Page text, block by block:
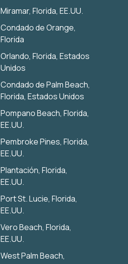
Miramar, Florida, EE.UU.
Condado de Orange,
Florida
Orlando, Florida, Estados
Unidos
Condado de Palm Beach,
Florida, Estados Unidos
Pompano Beach, Florida,
EE.UU.
Pembroke Pines, Florida,
EE.UU.
Plantación, Florida,
EE.UU.
Port St. Lucie, Florida,
EE.UU.
Vero Beach, Florida,
EE.UU.
West Palm Beach,